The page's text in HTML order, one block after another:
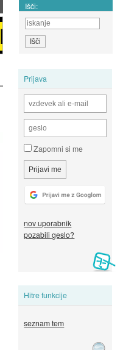
Išči:
Prijava
Zapomni si me
nov uporabnik
pozabili geslo?
Hitre funkcije
seznam tem